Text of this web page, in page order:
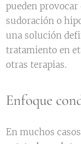
pueden provocar
sudoración o
una solución
tratamiento en
otras terapias.
Enfoque
En muchos